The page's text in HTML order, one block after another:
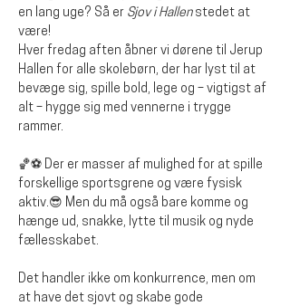
en lang uge? Så er Sjov i Hallen stedet at
være!
Hver fredag aften åbner vi dørene til Jerup
Hallen for alle skolebørn, der har lyst til at
bevæge sig, spille bold, lege og – vigtigst af
alt – hygge sig med vennerne i trygge
rammer.
🏀⚽ Der er masser af mulighed for at spille
forskellige sportsgrene og være fysisk
aktiv.😎 Men du må også bare komme og
hænge ud, snakke, lytte til musik og nyde
fællesskabet.
Det handler ikke om konkurrence, men om
at have det sjovt og skabe gode